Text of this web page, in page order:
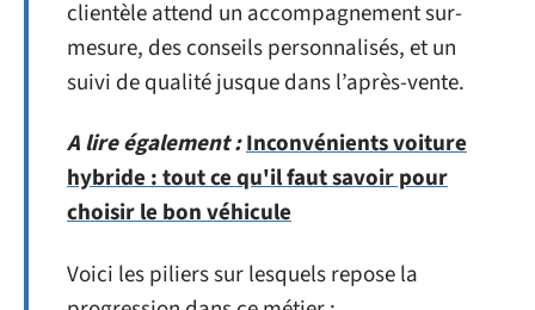
clientèle attend un accompagnement sur-
mesure, des conseils personnalisés, et un
suivi de qualité jusque dans l’après-vente.
A lire également :Inconvénients voiture
hybride : tout ce qu'il faut savoir pour
choisir le bon véhicule
Voici les piliers sur lesquels repose la